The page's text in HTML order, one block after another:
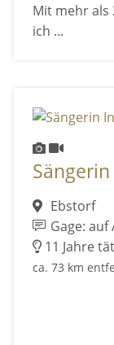
Mit mehr als
ich ...
Ebstorf
Gage: auf
11 Jahre
ca. 73 km